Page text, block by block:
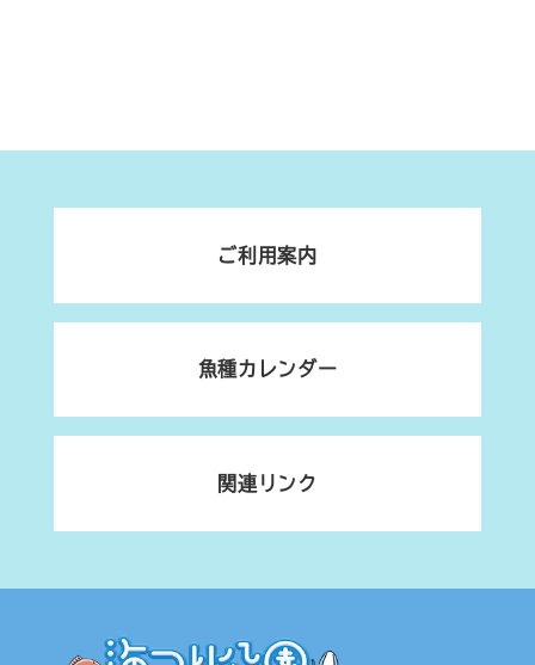
ご利用案内
魚種カレンダー
関連リンク